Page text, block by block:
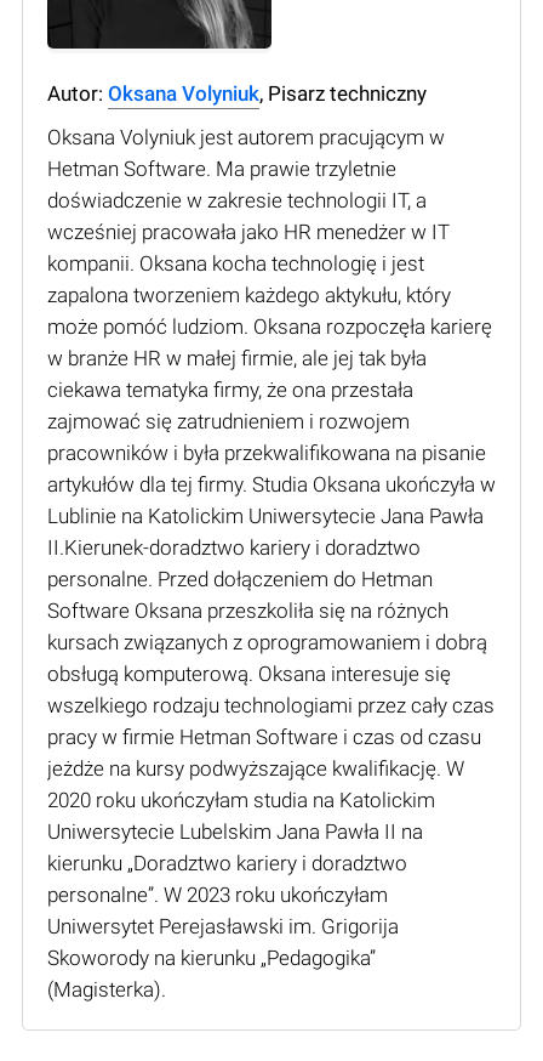
Autor: Oksana Volyniuk, Pisarz techniczny
Oksana Volyniuk jest autorem pracującym w
Hetman Software. Ma prawie trzyletnie
doświadczenie w zakresie technologii IT, a
wcześniej pracowała jako HR menedżer w IT
kompanii. Oksana kocha technologię i jest
zapalona tworzeniem każdego aktykułu, który
może pomóć ludziom. Oksana rozpoczęła karierę
w branże HR w małej firmie, ale jej tak była
ciekawa tematyka firmy, że ona przestała
zajmować się zatrudnieniem i rozwojem
pracowników i była przekwalifikowana na pisanie
artykułów dla tej firmy. Studia Oksana ukończyła w
Lublinie na Katolickim Uniwersytecie Jana Pawła
II.Kierunek-doradztwo kariery i doradztwo
personalne. Przed dołączeniem do Hetman
Software Oksana przeszkoliła się na różnych
kursach związanych z oprogramowaniem i dobrą
obsługą komputerową. Oksana interesuje się
wszelkiego rodzaju technologiami przez cały czas
pracy w firmie Hetman Software i czas od czasu
jeżdże na kursy podwyższające kwalifikację. W
2020 roku ukończyłam studia na Katolickim
Uniwersytecie Lubelskim Jana Pawła II na
kierunku „Doradztwo kariery i doradztwo
personalne”. W 2023 roku ukończyłam
Uniwersytet Perejasławski im. Grigorija
Skoworody na kierunku „Pedagogika”
(Мagisterka).